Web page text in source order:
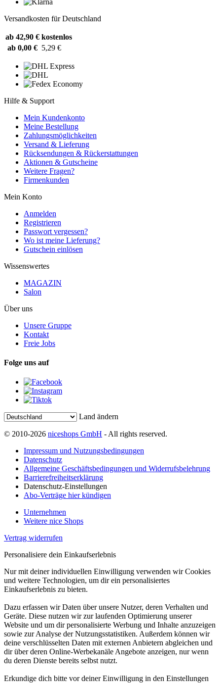
Versandkosten für Deutschland
ab 42,90 € kostenlos
ab 0,00 € 5,29 €
Hilfe & Support
Mein Kundenkonto
Meine Bestellung
Zahlungsmöglichkeiten
Versand & Lieferung
Rücksendungen & Rückerstattungen
Aktionen & Gutscheine
Weitere Fragen?
Firmenkunden
Mein Konto
Anmelden
Registrieren
Passwort vergessen?
Wo ist meine Lieferung?
Gutschein einlösen
Wissenswertes
MAGAZIN
Salon
Über uns
Unsere Gruppe
Kontakt
Freie Jobs
Folge uns auf
Land ändern
© 2010-2026 niceshops GmbH - All rights reserved.
Impressum und Nutzungsbedingungen
Datenschutz
Allgemeine Geschäftsbedingungen und Widerrufsbelehrung
Barrierefreiheitserklärung
Datenschutz-Einstellungen
Abo-Verträge hier kündigen
Unternehmen
Weitere nice Shops
Vertrag widerrufen
Personalisiere dein Einkaufserlebnis
Nur mit deiner individuellen Einwilligung verwenden wir Cookies
und weitere Technologien, um dir ein personalisiertes
Einkaufserlebnis zu bieten.
Dazu erfassen wir Daten über unsere Nutzer, deren Verhalten und
Geräte. Diese nutzen wir zur laufenden Optimierung unserer
Website und um dir personalisierte Werbung und Inhalte anzuzeigen
sowie zur Analyse der Nutzungsstatistiken. Außerdem können wir
deine verschlüsselten Daten mit externen Anbietern abgleichen und
dir über deren Online-Werbekanäle Angebote anzeigen, nur wenn
du deren Dienste bereits selbst nutzt.
Erkundige dich bitte vor deiner Einwilligung in den Einstellungen